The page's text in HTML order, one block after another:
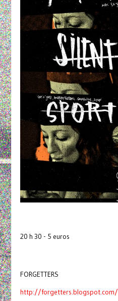
20 h 30 - 5 euros
FORGETTERS
http://forgetters.blogspot.com/